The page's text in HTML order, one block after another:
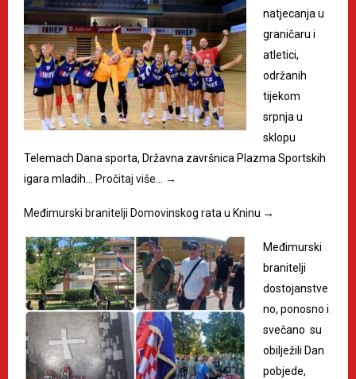
natjecanja u
graničaru i
atletici,
održanih
tijekom
srpnja u
sklopu
Telemach Dana sporta, Državna završnica Plazma Sportskih
igara mladih…
Pročitaj više… →
Međimurski branitelji Domovinskog rata u Kninu →
Međimurski
branitelji
dostojanstve
no, ponosno i
svečano su
obilježili Dan
pobjede,